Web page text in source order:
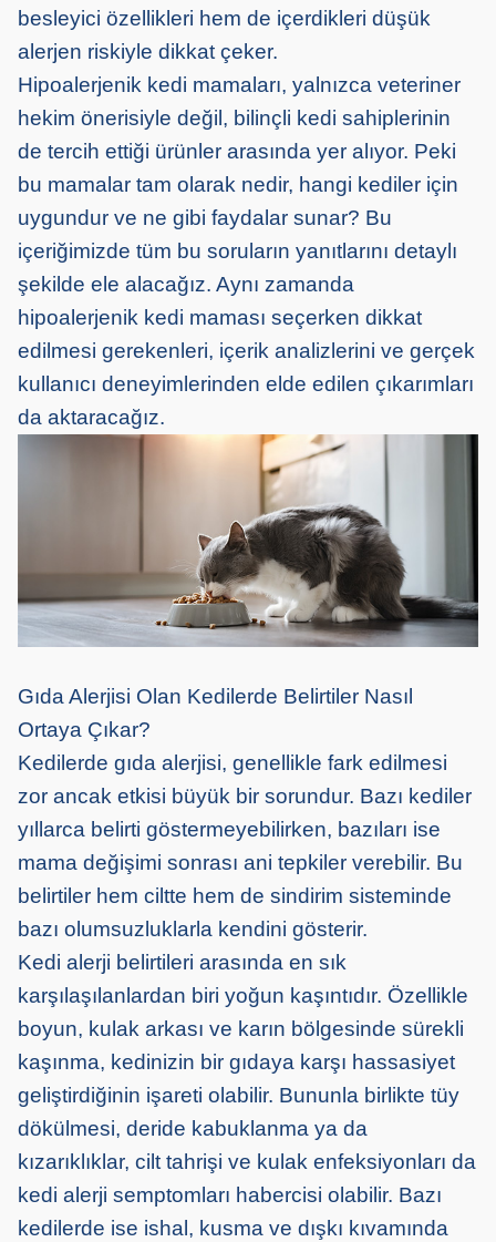
besleyici özellikleri hem de içerdikleri düşük
alerjen riskiyle dikkat çeker.
Hipoalerjenik kedi mamaları, yalnızca veteriner
hekim önerisiyle değil, bilinçli kedi sahiplerinin
de tercih ettiği ürünler arasında yer alıyor. Peki
bu mamalar tam olarak nedir, hangi kediler için
uygundur ve ne gibi faydalar sunar? Bu
içeriğimizde tüm bu soruların yanıtlarını detaylı
şekilde ele alacağız. Aynı zamanda
hipoalerjenik kedi maması seçerken dikkat
edilmesi gerekenleri, içerik analizlerini ve gerçek
kullanıcı deneyimlerinden elde edilen çıkarımları
da aktaracağız.
Gıda Alerjisi Olan Kedilerde Belirtiler Nasıl
Ortaya Çıkar?
Kedilerde gıda alerjisi, genellikle fark edilmesi
zor ancak etkisi büyük bir sorundur. Bazı kediler
yıllarca belirti göstermeyebilirken, bazıları ise
mama değişimi sonrası ani tepkiler verebilir. Bu
belirtiler hem ciltte hem de sindirim sisteminde
bazı olumsuzluklarla kendini gösterir.
Kedi alerji belirtileri arasında en sık
karşılaşılanlardan biri yoğun kaşıntıdır. Özellikle
boyun, kulak arkası ve karın bölgesinde sürekli
kaşınma, kedinizin bir gıdaya karşı hassasiyet
geliştirdiğinin işareti olabilir. Bununla birlikte tüy
dökülmesi, deride kabuklanma ya da
kızarıklıklar, cilt tahrişi ve kulak enfeksiyonları da
kedi alerji semptomları habercisi olabilir. Bazı
kedilerde ise ishal, kusma ve dışkı kıvamında